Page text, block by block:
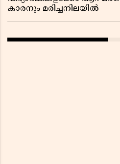
കാരനും മരിച്ചനിലയിൽ